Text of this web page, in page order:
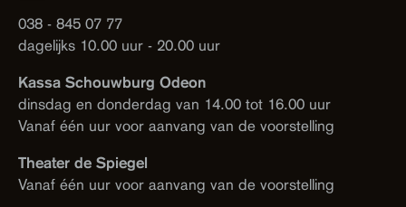
038 - 845 07 77
dagelijks 10.00 uur - 20.00 uur
Kassa Schouwburg Odeon
dinsdag en donderdag van 14.00 tot 16.00 uur
Vanaf één uur voor aanvang van de voorstelling
Theater de Spiegel
Vanaf één uur voor aanvang van de voorstelling